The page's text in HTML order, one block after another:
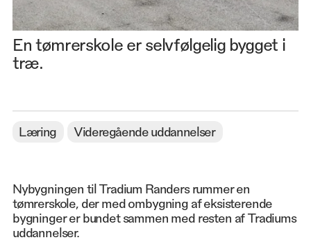
En tømrerskole er selvfølgelig bygget i
træ.
Læring Videregående uddannelser
Nybygningen til Tradium Randers rummer en
tømrerskole, der med ombygning af eksisterende
bygninger er bundet sammen med resten af Tradiums
uddannelser.